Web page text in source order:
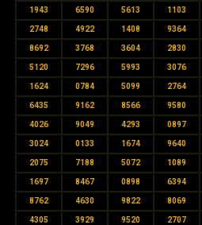
1943 6590 5613 1103
2748 4922 1408 9364
8692 3768 3604 2830
5120 7296 5993 3076
1624 0784 5099 2764
6435 9162 8566 9580
4026 9049 4293 0897
3024 0133 1674 9640
2075 7188 5072 1089
1697 8467 0898 6394
8762 4630 9822 8069
4305 3929 9520 2707